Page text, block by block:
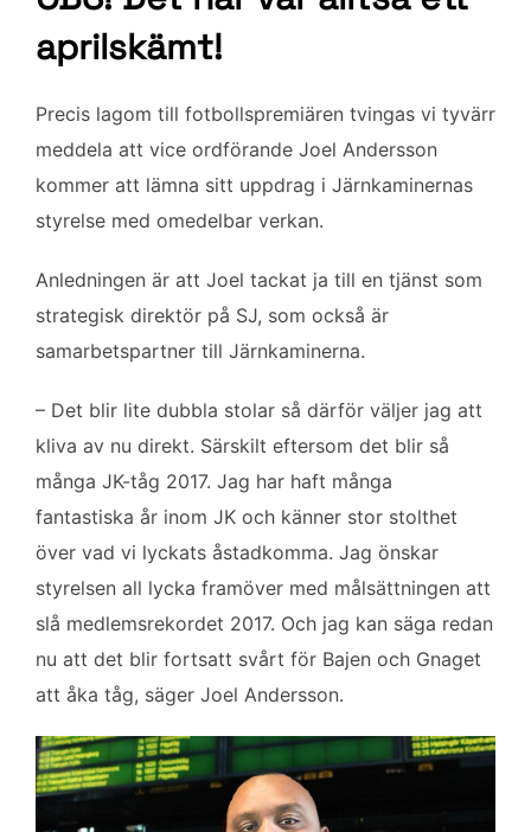
b
o
t
e
l
d
aprilskämt!
Precis lagom till fotbollspremiären tvingas vi tyvärr
meddela att vice ordförande Joel Andersson
kommer att lämna sitt uppdrag i Järnkaminernas
styrelse med omedelbar verkan.
Anledningen är att Joel tackat ja till en tjänst som
strategisk direktör på SJ, som också är
samarbetspartner till Järnkaminerna.
– Det blir lite dubbla stolar så därför väljer jag att
kliva av nu direkt. Särskilt eftersom det blir så
många JK-tåg 2017. Jag har haft många
fantastiska år inom JK och känner stor stolthet
över vad vi lyckats åstadkomma. Jag önskar
styrelsen all lycka framöver med målsättningen att
slå medlemsrekordet 2017. Och jag kan säga redan
nu att det blir fortsatt svårt för Bajen och Gnaget
att åka tåg, säger Joel Andersson.